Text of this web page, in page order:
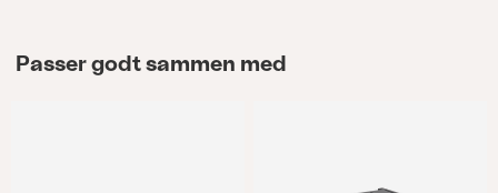
Passer godt sammen med